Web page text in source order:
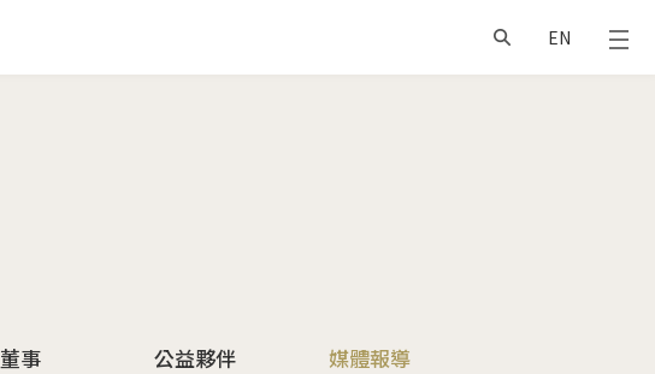
EN
董事 公益夥伴 媒體報導